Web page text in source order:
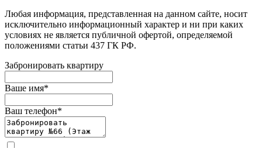
Любая информация, представленная на данном сайте, носит
исключительно информационный характер и ни при каких
условиях не является публичной офертой, определяемой
положениями статьи 437 ГК РФ.
Забронировать квартиру
Ваше имя*
Ваш телефон*